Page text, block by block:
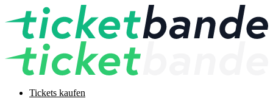
Tickets kaufen